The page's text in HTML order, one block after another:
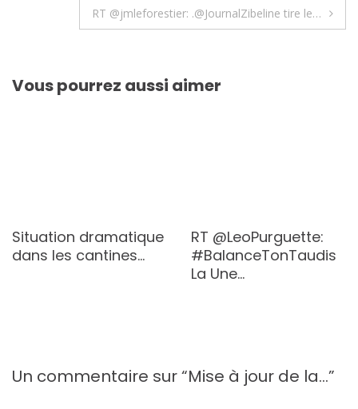
RT @jmleforestier: .@JournalZibeline tire le…
Vous pourrez aussi aimer
Situation dramatique
dans les cantines…
RT @LeoPurguette:
#BalanceTonTaudis
La Une…
Un commentaire sur “Mise à jour de la…”